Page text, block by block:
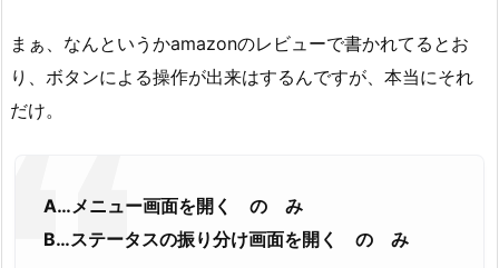
まぁ、なんというかamazonのレビューで書かれてるとお
り、ボタンによる操作が出来はするんですが、本当にそれ
だけ。
A…メニュー画面を開く の み
B…ステータスの振り分け画面を開く の み